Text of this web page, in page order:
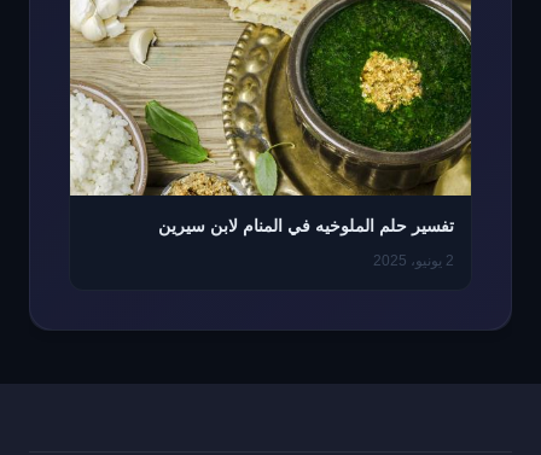
تفسير حلم الملوخيه في المنام لابن سيرين
2 يونيو، 2025